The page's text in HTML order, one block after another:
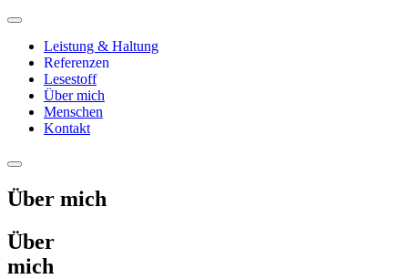
Leistung & Haltung
Referenzen
Lesestoff
Über mich
Menschen
Kontakt
Über mich
Über
mich